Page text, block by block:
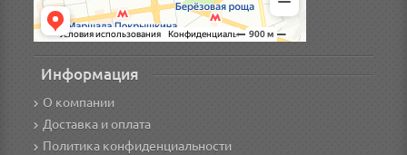
Информация
О компании
Доставка и оплата
Политика конфиденциальности